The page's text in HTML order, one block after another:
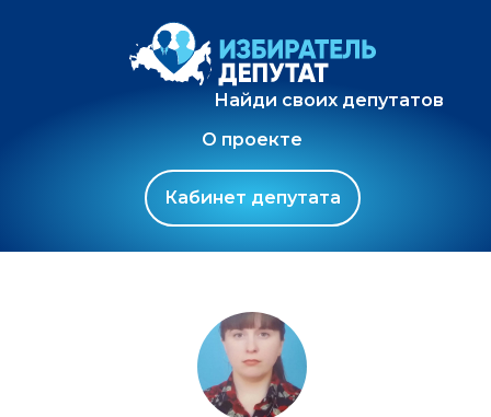
Найди своих депутатов
О проекте
Кабинет депутата